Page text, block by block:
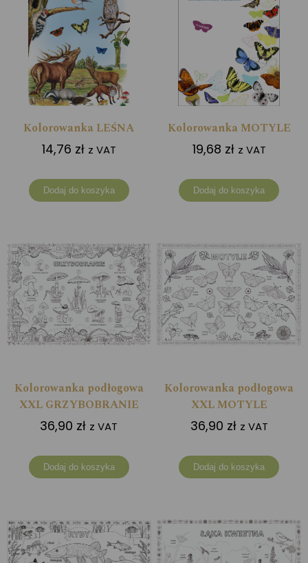
Kolorowanka LEŚNA
14,76 zł z VAT
Dodaj do koszyka
Kolorowanka MOTYLE
19,68 zł z VAT
Dodaj do koszyka
Kolorowanka podłogowa
XXL GRZYBOBRANIE
36,90 zł z VAT
Dodaj do koszyka
Kolorowanka podłogowa
XXL MOTYLE
36,90 zł z VAT
Dodaj do koszyka